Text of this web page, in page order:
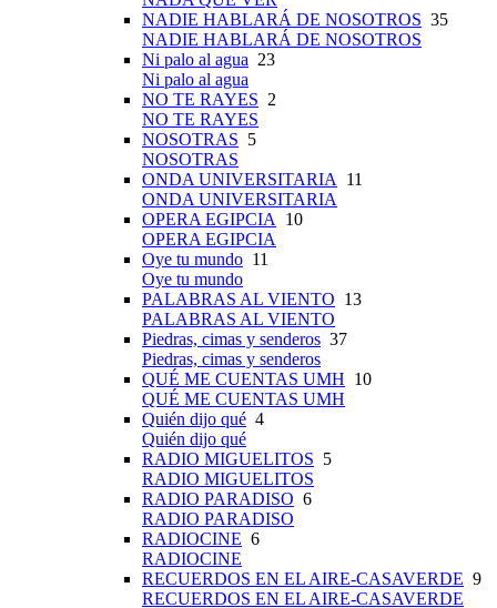
NADIE HABLARÁ DE NOSOTROS 35
NADIE HABLARÁ DE NOSOTROS
Ni palo al agua 23
Ni palo al agua
NO TE RAYES 2
NO TE RAYES
NOSOTRAS 5
NOSOTRAS
ONDA UNIVERSITARIA 11
ONDA UNIVERSITARIA
OPERA EGIPCIA 10
OPERA EGIPCIA
Oye tu mundo 11
Oye tu mundo
PALABRAS AL VIENTO 13
PALABRAS AL VIENTO
Piedras, cimas y senderos 37
Piedras, cimas y senderos
QUÉ ME CUENTAS UMH 10
QUÉ ME CUENTAS UMH
Quién dijo qué 4
Quién dijo qué
RADIO MIGUELITOS 5
RADIO MIGUELITOS
RADIO PARADISO 6
RADIO PARADISO
RADIOCINE 6
RADIOCINE
RECUERDOS EN EL AIRE-CASAVERDE 9
RECUERDOS EN EL AIRE-CASAVERDE